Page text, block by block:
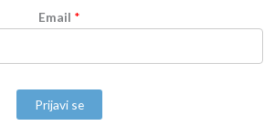
Email *
Prijavi se